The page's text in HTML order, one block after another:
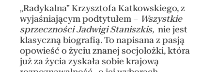
„Radykalna” Krzysztofa Katkowskiego, z
wyjaśniającym podtytułem – Wszystkie
sprzeczności Jadwigi Staniszkis, nie jest
klasyczną biografią. To napisana z pasją
opowieść o życiu znanej socjolożki, która
już za życia zyskała sobie krajową